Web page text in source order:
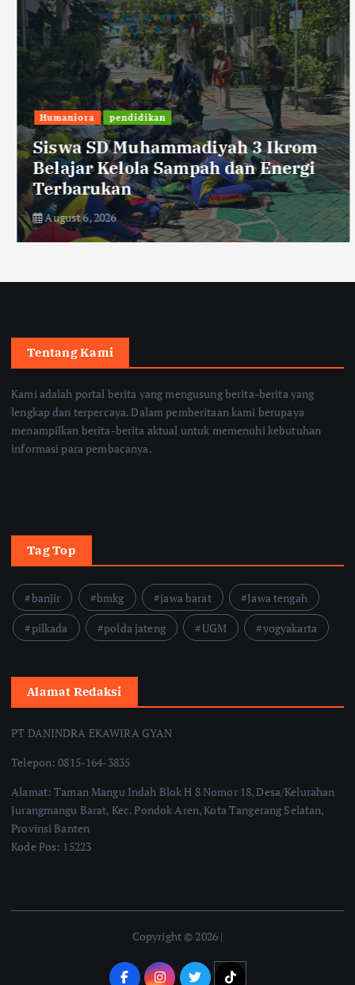
Humaniora pendidikan
Siswa SD Muhammadiyah 3 Ikrom
Belajar Kelola Sampah dan Energi
Terbarukan
August 6, 2026
Tentang Kami
Kami adalah portal berita yang mengusung berita-berita yang
lengkap dan terpercaya. Dalam pemberitaan kami berupaya
menampilkan berita-berita aktual untuk memenuhi kebutuhan
informasi para pembacanya.
Tag Top
banjir bmkg jawa barat
Jawa tengah
pilkada
polda jateng UGM yogyakarta
Alamat Redaksi
PT DANINDRA EKAWIRA GYAN
Telepon: 0815-164-3835
Alamat: Taman Mangu Indah Blok H 8 Nomor 18, Desa/Kelurahan
Jurangmangu Barat, Kec. Pondok Aren, Kota Tangerang Selatan,
Provinsi Banten
Kode Pos: 15223
Copyright © 2026 |